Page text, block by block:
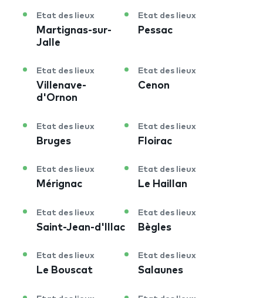
Etat des lieux
Martignas-sur-
Jalle
Etat des lieux
Pessac
Etat des lieux
Villenave-
d'Ornon
Etat des lieux
Cenon
Etat des lieux
Bruges
Etat des lieux
Floirac
Etat des lieux
Mérignac
Etat des lieux
Le Haillan
Etat des lieux
Saint-Jean-d'Illac
Etat des lieux
Bègles
Etat des lieux
Le Bouscat
Etat des lieux
Salaunes